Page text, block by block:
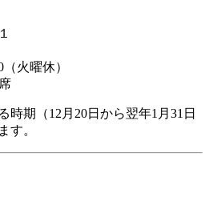
火曜休）
時期（12月20日から翌年1月31日
す。